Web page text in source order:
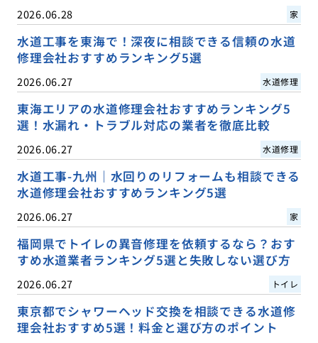
2026.06.28 家
水道工事を東海で！深夜に相談できる信頼の水道
修理会社おすすめランキング5選
2026.06.27 水道修理
東海エリアの水道修理会社おすすめランキング5
選！水漏れ・トラブル対応の業者を徹底比較
2026.06.27 水道修理
水道工事-九州｜水回りのリフォームも相談できる
水道修理会社おすすめランキング5選
2026.06.27 家
福岡県でトイレの異音修理を依頼するなら？おす
すめ水道業者ランキング5選と失敗しない選び方
2026.06.27 トイレ
東京都でシャワーヘッド交換を相談できる水道修
理会社おすすめ5選！料金と選び方のポイント